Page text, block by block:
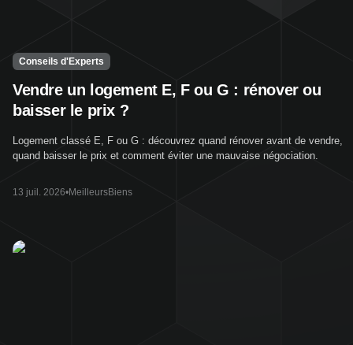
Conseils d'Experts
Vendre un logement E, F ou G : rénover ou
baisser le prix ?
Logement classé E, F ou G : découvrez quand rénover avant de vendre,
quand baisser le prix et comment éviter une mauvaise négociation.
13 juil. 2026•MeilleursBiens